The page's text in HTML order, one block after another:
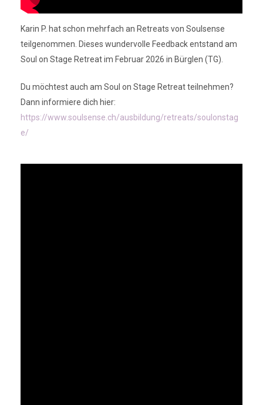
Karin P. hat schon mehrfach an Retreats von Soulsense
teilgenommen. Dieses wundervolle Feedback entstand am
Soul on Stage Retreat im Februar 2026 in Bürglen (TG).
Du möchtest auch am Soul on Stage Retreat teilnehmen?
Dann informiere dich hier:
https://www.soulsense.ch/ausbildung/retreats/soulonstag
e/